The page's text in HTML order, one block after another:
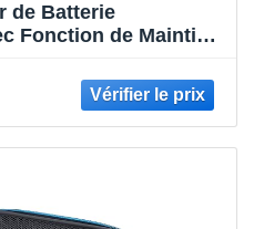
de Batterie
Fonction de Maintien
SLI